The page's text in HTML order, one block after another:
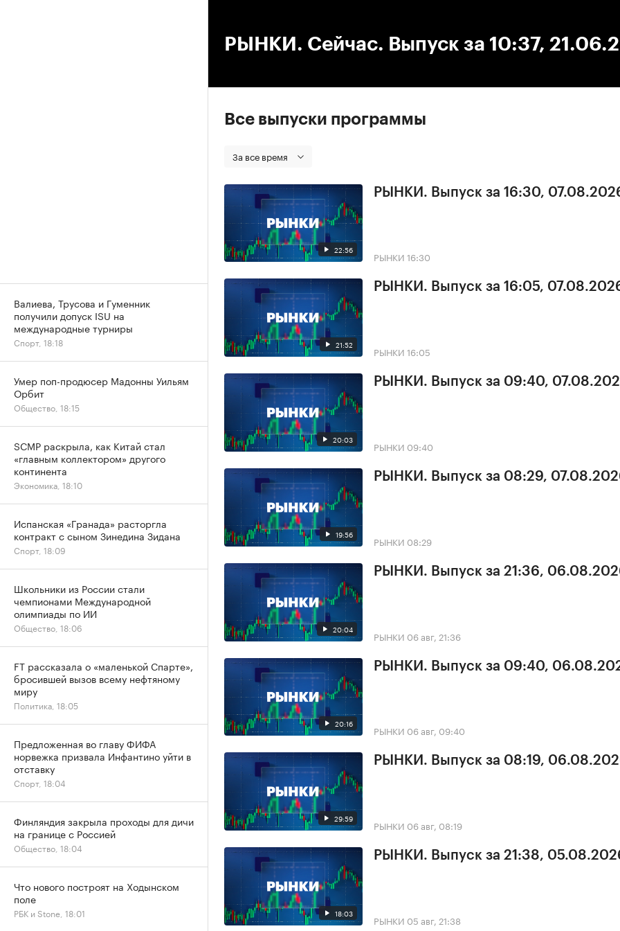
РЫНКИ. Сейчас. Выпуск за 10:37,
Все выпуски программы
За все время
22:56
РЫНКИ. Выпуск за 16:30,
РЫНКИ 16:30
21:52
РЫНКИ. Выпуск за 16:05,
РЫНКИ 16:05
20:03
РЫНКИ. Выпуск за 09:40,
РЫНКИ 09:40
19:56
РЫНКИ. Выпуск за 08:29,
РЫНКИ 08:29
20:04
РЫНКИ. Выпуск за 21:36,
РЫНКИ 06 авг, 21:36
20:16
РЫНКИ. Выпуск за 09:40,
РЫНКИ 06 авг, 09:40
29:59
РЫНКИ. Выпуск за 08:19,
РЫНКИ 06 авг, 08:19
18:03
РЫНКИ. Выпуск за 21:38,
РЫНКИ 05 авг, 21:38
Валиева, Трусова и Гуменник
получили допуск ISU на
международные турниры
Спорт, 18:18
Умер поп-продюсер Мадонны Уильям
Орбит
Общество, 18:15
SCMP раскрыла, как Китай стал
«главным коллектором» другого
континента
Экономика, 18:10
Испанская «Гранада» расторгла
контракт с сыном Зинедина Зидана
Спорт, 18:09
Школьники из России стали
чемпионами Международной
олимпиады по ИИ
Общество, 18:06
FT рассказала о «маленькой Спарте»,
бросившей вызов всему нефтяному
миру
Политика, 18:05
Предложенная во главу ФИФА
норвежка призвала Инфантино уйти в
отставку
Спорт, 18:04
Финляндия закрыла проходы для дичи
на границе с Россией
Общество, 18:04
Что нового построят на Ходынском
поле
РБК и Stone, 18:01